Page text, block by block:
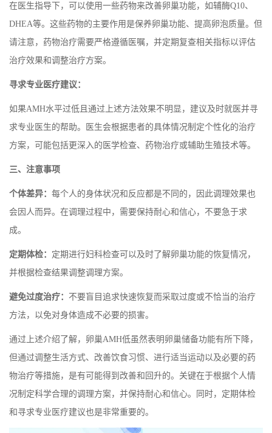
在医生指导下，可以使用一些药物来改善卵巢功能，如辅酶Q10、
DHEA等。这些药物的主要作用是保养卵巢功能、提高卵泡质量。但
请注意，药物治疗需要严格遵循医嘱，并定期复查相关指标以评估
治疗效果和调整治疗方案。
‌寻求专业医疗建议‌：
如果AMH水平过低且通过上述方法效果不明显，建议及时就医并寻
求专业医生的帮助。医生会根据患者的具体情况制定个性化的治疗
方案，可能包括更深入的医学检查、药物治疗或辅助生殖技术等。
三、注意事项
个体差异‌： 每个人的身体状况和反应都是不同的，因此调理效果也
会因人而异。在调理过程中，需要保持耐心和信心，不要急于求
成。
定期体检‌： 定期进行妇科检查可以及时了解卵巢功能的恢复情况，
并根据检查结果调整调理方案。
避免过度治疗‌： 不要盲目追求快速恢复而采取过度或不恰当的治疗
方法，以免对身体造成不必要的损害。
通过上述介绍了解，卵巢AMH低虽然表明卵巢储备功能有所下降，
但通过调整生活方式、改善饮食习惯、进行适当运动以及必要的药
物治疗等措施，是有可能得到改善和回升的。关键在于根据个人情
况制定科学合理的调理方案，并保持耐心和信心。同时，定期体检
和寻求专业医疗建议也是非常重要的。